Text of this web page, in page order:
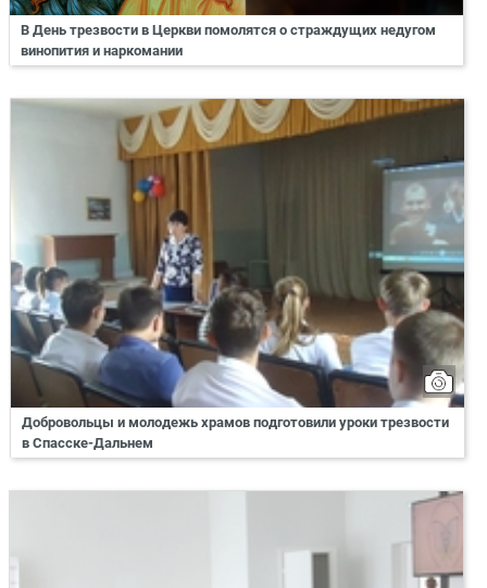
В День трезвости в Церкви помолятся о страждущих недугом
винопития и наркомании
Добровольцы и молодежь храмов подготовили уроки трезвости
в Спасске-Дальнем